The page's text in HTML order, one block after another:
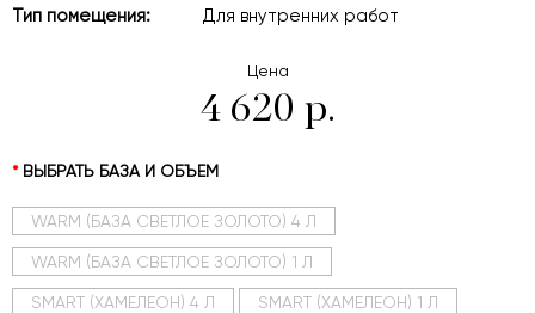
Тип помещения:
Для внутренних работ
Цена
4 620 р.
ВЫБРАТЬ БАЗА И ОБЪЕМ
WARM (БАЗА СВЕТЛОЕ ЗОЛОТО) 4 Л
WARM (БАЗА СВЕТЛОЕ ЗОЛОТО) 1 Л
SMART (ХАМЕЛЕОН) 4 Л SMART (ХАМЕЛЕОН) 1 Л